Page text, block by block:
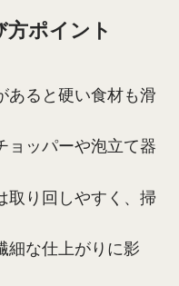
ポイント
あると硬い食材も滑
ョッパーや泡立て器
取り回しやすく、掃
細な仕上がりに影